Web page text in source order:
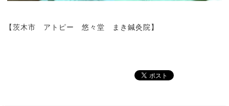
【茨木市 アトピー 悠々堂 まき鍼灸院】